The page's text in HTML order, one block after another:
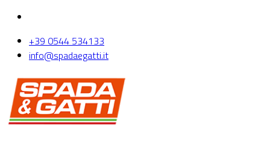
+39 0544 534133
info@spadaegatti.it